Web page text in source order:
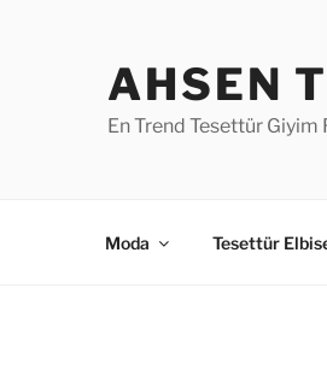
AHSEN
En Trend Tesettür Giyim
Moda Tesettür